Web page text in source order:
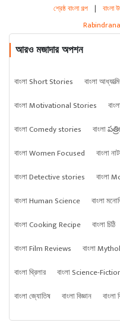
শ্রেষ্ঠ বাংলা গল্প | বাংলা
আরও মজাদার অপশন
বাংলা Short Stories বাংলা
বাংলা Motivational Stories
বাংলা Comedy stories
বাংলা
বাংলা Women Focused
বাংলা
বাংলা Detective stories
বাংলা
বাংলা Human Science
বাংলা
বাংলা Cooking Recipe
বাংলা চিঠি
বাংলা Film Reviews
বাংলা
বাংলা থ্রিলার
বাংলা Science-
বাংলা জ্যোতিষ
বাংলা বিজ্ঞান বাংলা